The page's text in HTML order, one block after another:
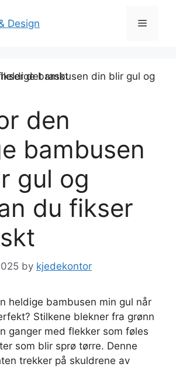
Menu
den
bambusen
gul og
du fikser
by kjedekontor
heldige bambusen min gul når
Stilkene blekner fra grønn
ganger med flekker som føles
som blir sprø tørre. Denne
trekker på skuldrene av